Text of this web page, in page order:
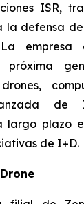
ISR,
la defensa de
empresa
largo plazo
de I+D.